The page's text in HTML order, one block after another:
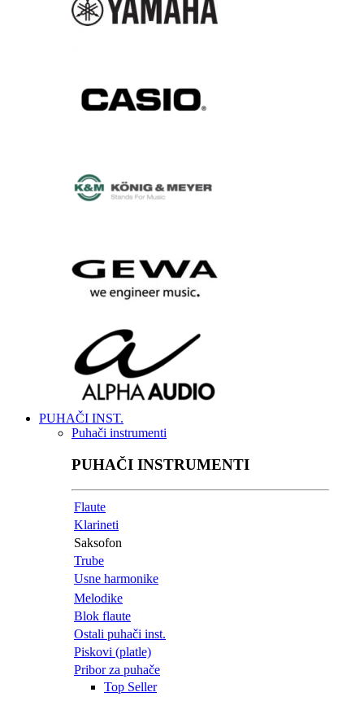
PUHAČI INST.
Puhači instrumenti
PUHAČI INSTRUMENTI
Flaute
Klarineti
Saksofon
Trube
Usne harmonike
Melodike
Blok flaute
Ostali puhači inst.
Piskovi (platle)
Pribor za puhače
Top Seller